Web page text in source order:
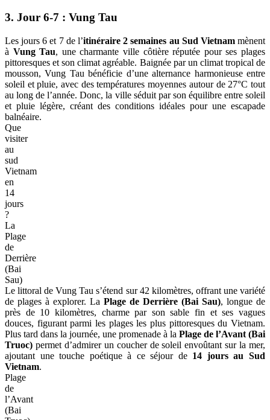
3. Jour 6-7 : Vung Tau
Les jours 6 et 7 de l’itinéraire 2 semaines au Sud Vietnammènent
à Vung Tau, une charmante ville côtière réputée pour ses plages
pittoresques et son climat agréable. Baignée par un climat tropical de
mousson, Vung Tau bénéficie d’une alternance harmonieuse entre
soleil et pluie, avec des températures moyennes autour de 27°C tout
au long de l’année. Donc, la ville séduit par son équilibre entre soleil
et pluie légère, créant des conditions idéales pour une escapade
balnéaire.
Que
visiter
au
sud
Vietnam
en
14
jours
?
La
Plage
de
Derrière
(Bai
Sau)
Le littoral de Vung Tau s’étend sur 42 kilomètres, offrant une variété
de plages à explorer. La Plage de Derrière (Bai Sau), longue de
près de 10 kilomètres, charme par son sable fin et ses vagues
douces, figurant parmi les plages les plus pittoresques du Vietnam.
Plus tard dans la journée, une promenade à la Plage de l’Avant (Bai
Truoc) permet d’admirer un coucher de soleil envoûtant sur la mer,
ajoutant une touche poétique à ce séjour de 14 jours au Sud
Vietnam.
Plage
de
l’Avant
(Bai